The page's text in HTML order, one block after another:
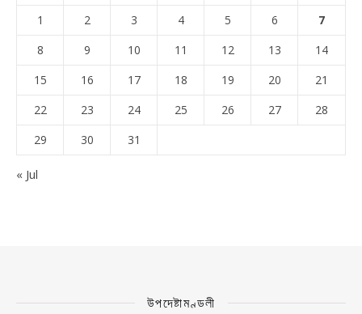
1
2 3 4 5 6
7
8
9 10 11 12 13
14
15
16 17 18 19 20
21
22
23 24 25 26 27
28
29
30 31
« Jul
উপদেষ্টামণ্ডলী